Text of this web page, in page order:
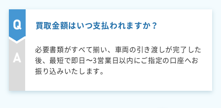
買取金額はいつ支払われますか？
必要書類がすべて揃い、車両の引き渡しが完了した
後、最短で即日〜3営業日以内にご指定の口座へお
振り込みいたします。